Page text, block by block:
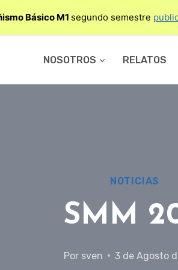
Básico M1 segundo semestre
NOSOTROS RELATOS
NOTICIAS
SMM
Por sven 3 de Agosto